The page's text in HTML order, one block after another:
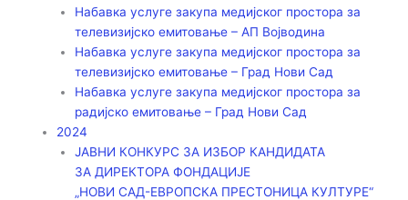
Набавка услуге закупа медијског простора за
телевизијско емитовање – АП Војводинa
Набавка услуге закупа медијског простора за
телевизијско емитовање – Град Нови Сад
Набавка услуге закупа медијског простора за
радијско емитовање – Град Нови Сад
2024
ЈАВНИ КОНКУРС ЗА ИЗБОР КАНДИДАТА
ЗА ДИРЕКТОРА ФОНДАЦИЈЕ
„НОВИ САД-ЕВРОПСКА ПРЕСТОНИЦА КУЛТУРЕ“